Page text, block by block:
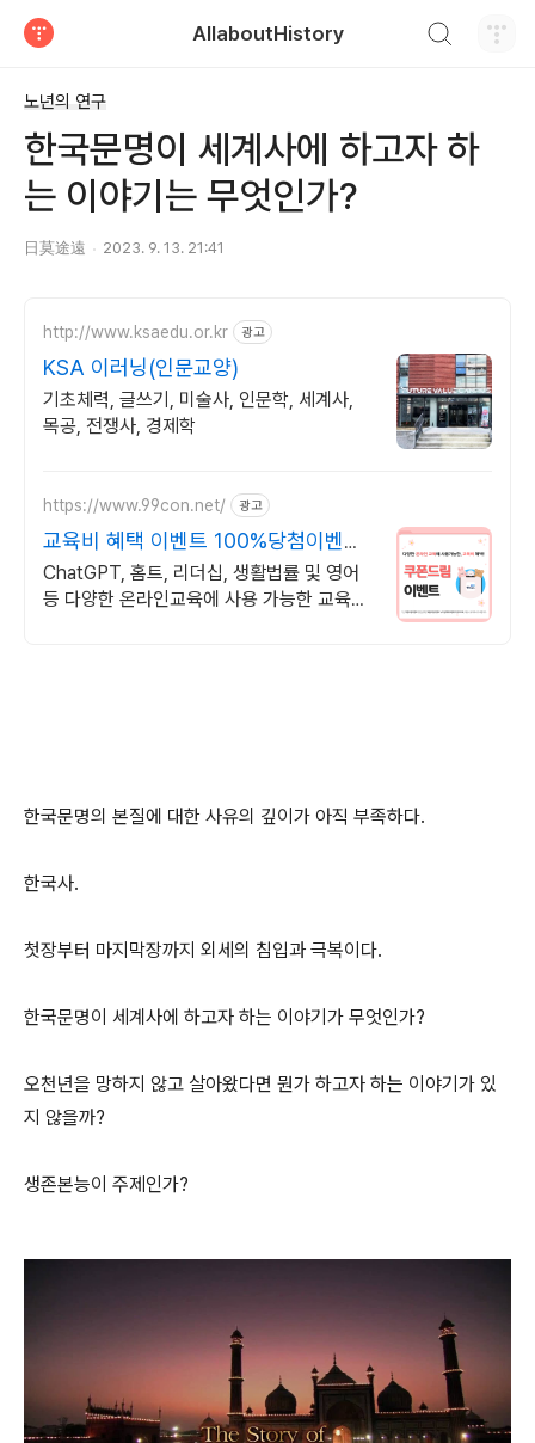
AllaboutHistory
노년의 연구
한국문명이 세계사에 하고자 하
는 이야기는 무엇인가?
日莫途遠 2023. 9. 13. 21:41
http://www.ksaedu.or.kr 광고
KSA 이러닝(인문교양)
기초체력, 글쓰기, 미술사, 인문학, 세계사,
목공, 전쟁사, 경제학
https://www.99con.net/ 광고
교육비 혜택 이벤트 100%당첨이벤트
혜택
ChatGPT, 홈트, 리더십, 생활법률 및 영어
등 다양한 온라인교육에 사용 가능한 교육비
한국문명의 본질에 대한 사유의 깊이가 아직 부족하다.
한국사.
첫장부터 마지막장까지 외세의 침입과 극복이다.
한국문명이 세계사에 하고자 하는 이야기가 무엇인가?
오천년을 망하지 않고 살아왔다면 뭔가 하고자 하는 이야기가 있
지 않을까?
생존본능이 주제인가?